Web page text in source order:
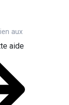
aux
aide